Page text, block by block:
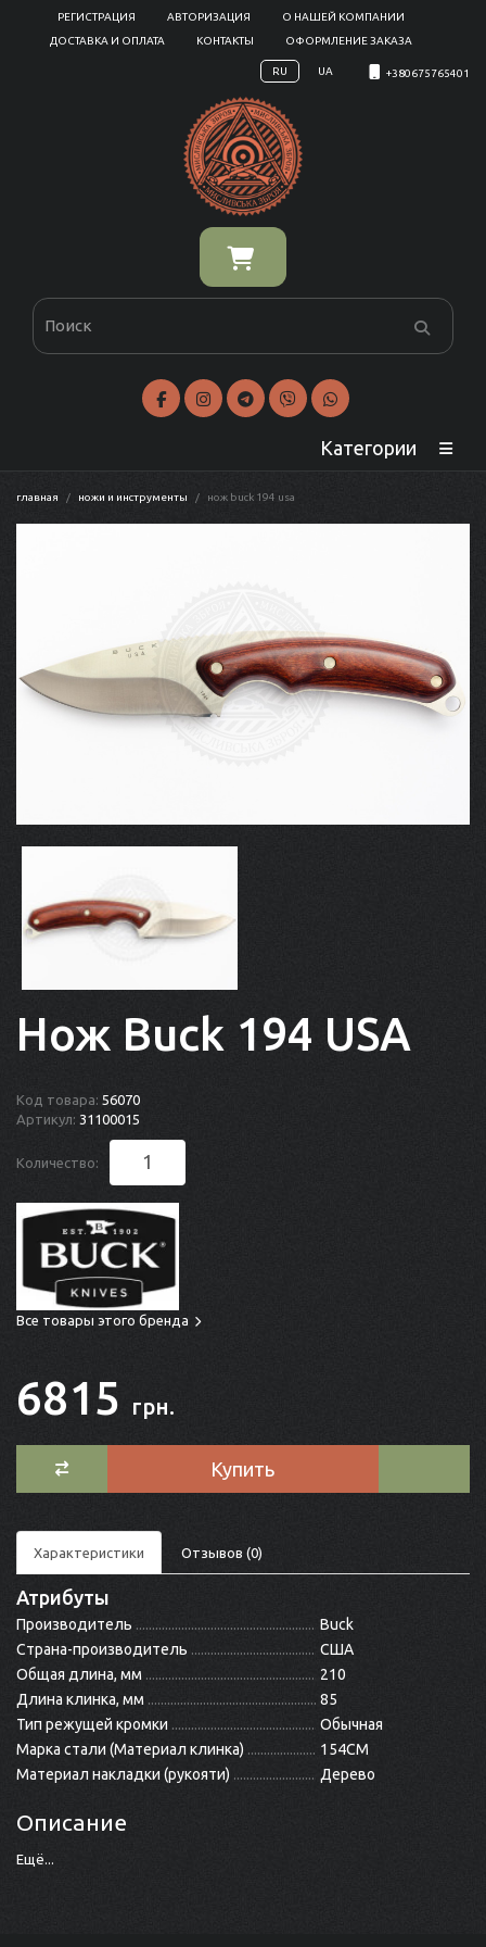
РЕГИСТРАЦИЯ АВТОРИЗАЦИЯ
О НАШЕЙ КОМПАНИИ
ДОСТАВКА И ОПЛАТА
КОНТАКТЫ ОФОРМЛЕНИЕ ЗАКАЗА
RU UA +380675765401
Категории
главная ножи и инструменты нож buck 194 usa
Нож Buck 194 USA
Код товара: 56070
Артикул: 31100015
Количество:
Все товары этого бренда
6815 грн.
Купить
Характеристики Отзывов (0)
Атрибуты
Производитель
Buck
Страна-производитель
США
Общая длина, мм
210
Длина клинка, мм
85
Тип режущей кромки
Обычная
Марка стали (Материал клинка)
154CM
Материал накладки (рукояти)
Дерево
Описание
Ещё...